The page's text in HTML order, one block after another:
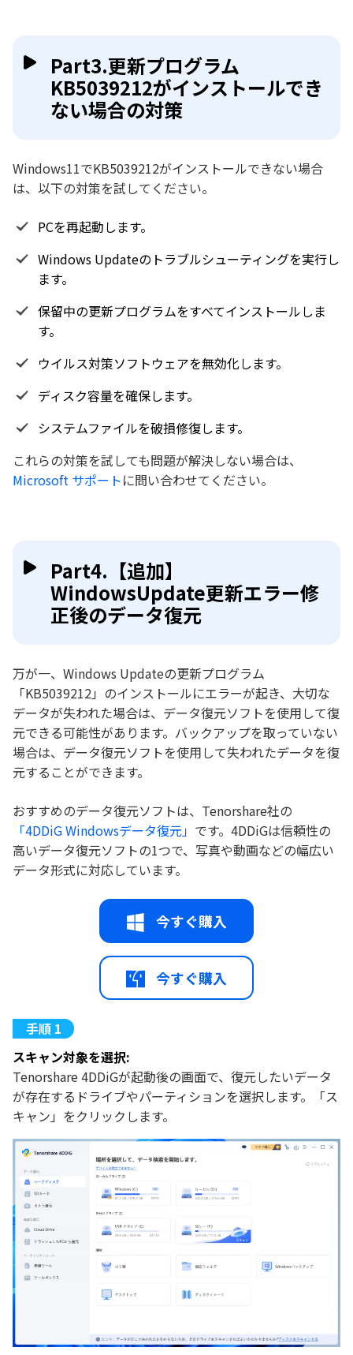
Part3.更新プログラム
KB5039212がインストールでき
ない場合の対策
Windows11でKB5039212がインストールできない場合
は、以下の対策を試してください。
PCを再起動します。
Windows Updateのトラブルシューティングを実行し
ます。
保留中の更新プログラムをすべてインストールしま
す。
ウイルス対策ソフトウェアを無効化します。
ディスク容量を確保します。
システムファイルを破損修復します。
これらの対策を試しても問題が解決しない場合は、
Microsoft サポートに問い合わせてください。
Part4.【追加】
WindowsUpdate更新エラー修
正後のデータ復元
万が一、Windows Updateの更新プログラム
「KB5039212」のインストールにエラーが起き、大切な
データが失われた場合は、データ復元ソフトを使用して復
元できる可能性があります。バックアップを取っていない
場合は、データ復元ソフトを使用して失われたデータを復
元することができます。
おすすめのデータ復元ソフトは、Tenorshare社の
「4DDiG Windowsデータ復元」 です。4DDiGは信頼性の
高いデータ復元ソフトの1つで、写真や動画などの幅広い
データ形式に対応しています。
今すぐ購入
今すぐ購入
スキャン対象を選択:
Tenorshare 4DDiGが起動後の画面で、復元したいデータ
が存在するドライブやパーティションを選択します。「ス
キャン」をクリックします。